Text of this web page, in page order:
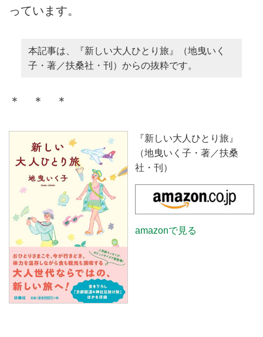
っています。
本記事は、『新しい大人ひとり旅』（地曳いく
子・著／扶桑社・刊）からの抜粋です。
＊ ＊ ＊
『新しい大人ひとり旅』
（地曳いく子・著／扶桑
社・刊）
amazonで見る